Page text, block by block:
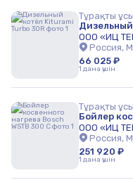
Тұрақты
ООО «ИЦ
Россия,
66 025 ₽
1 дана үшін
Тұрақты
Бойлер
ООО «ИЦ
Россия,
251 920 ₽
1 дана үшін